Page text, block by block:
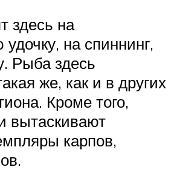
здесь на
на спиннинг,
Рыба здесь
же, как и в других
Кроме того,
вытаскивают
карпов,